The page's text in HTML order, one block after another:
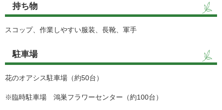
持ち物
スコップ、作業しやすい服装、長靴、軍手
駐車場
花のオアシス駐車場（約50台）
※臨時駐車場 鴻巣フラワーセンター（約100台）